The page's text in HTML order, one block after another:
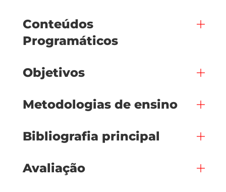
Conteúdos
Programáticos
Objetivos
Metodologias de ensino
Bibliografia principal
Avaliação